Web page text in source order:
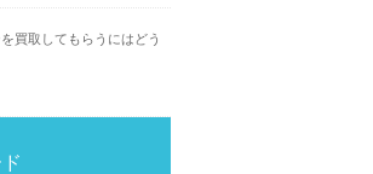
買取してもらうにはどう